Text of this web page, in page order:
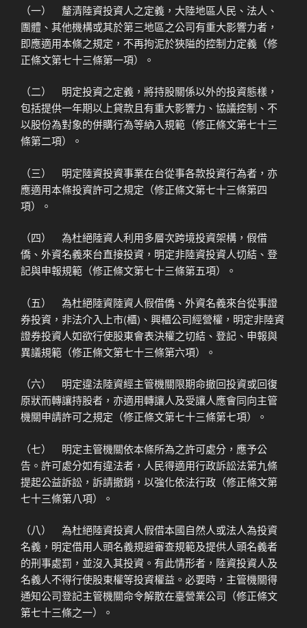
（一） 釐清陸資投資人之定義，大陸地區人民、法人、
團體、其他機構或其於第三地區之公司有重大影響力者，
即應適用本條之規定，不再拘泥於狹隘的控制力定義（修
正條文第七十三條第一項）。
（二） 明定投資之定義，將持股關係以外的投資態樣，
包括提供一年期以上貸款且有重大影響力、協議控制、不
以股份為對象的併購行為等納入規範（修正條文第七十三
條第二項）。
（三） 明定陸資投資事業在台從事各款投資行為者，亦
應適用本條投資許可之規定（修正條文第七十三條第四
項）。
（四） 為杜絕陸資人利用多層次跨境投資架構，假借
僑、外資名義來台直接投資，明定非陸資投資人切結、登
記與申報規範（修正條文第七十三條第五項）。
（五） 為杜絕陸資陸資人假借僑、外資名義來台從事證
券投資，非法介入上市(櫃)、興櫃公司經營權，明定非陸資
證券投資人如欲行使股東會表決權之切結、登記、申報與
異議規範（修正條文第七十三條第六項）。
（六） 明定違法陸資經主管機關限期命撤回投資或回復
原狀而轉讓持股者，亦適用轉讓人及受讓人應會同向主管
機關申請許可之規定（修正條文第七十三條第七項）。
（七） 明定主管機關依本條所為之許可處分，應予公
告。許可處分如有違法者，人民得適用行政訴訟法第九條
提起公益訴訟，訴請撤銷，以強化依法行政（修正條文第
七十三條第八項）。
（八） 為杜絕陸資投資人假借本國自然人或法人為投資
名義，明定借用人頭名義規避審查規範及提供人頭名義者
的刑事處罰，並沒入其投資。有此情形者，陸資投資人及
名義人不得行使股東權等投資權益。必要時，主管機關得
通知公司登記主管機關命令解散在臺營業公司（修正條文
第七十三條之一）。